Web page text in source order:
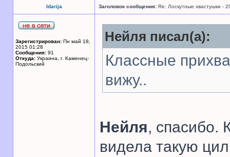
Idarija Заголовок сообщения: Re: Лоскутные хвастушки -
Зарегистрирован: Пн май 18,
2015 01:28
Сообщения: 91
Откуда: Украина, г. Каменец-
Подольский
Нейля писал(а):
Классные
вижу..
Нейля, спасибо.
видела такую